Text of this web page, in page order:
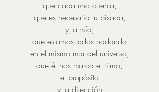
que cada uno cuenta,
que es necesaria tu pisada,
y la mía,
que estamos todos nadando
en el mismo mar del universo,
que él nos marca el ritmo,
el propósito
y la dirección